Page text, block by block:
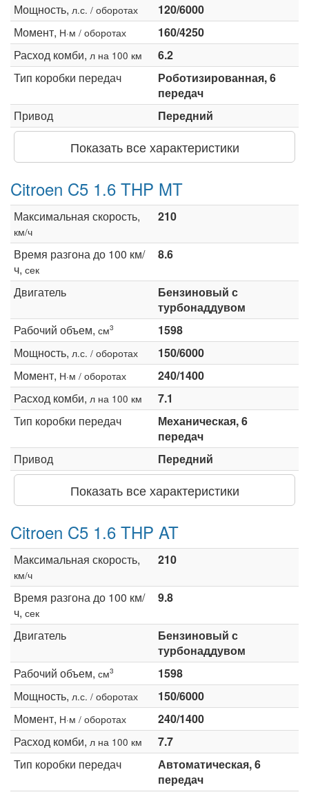
Мощность, л.с. / оборотах
120/6000
Момент, Н·м / оборотах
160/4250
Расход комби, л на 100 км
6.2
Тип коробки передач
Роботизированная, 6
передач
Привод
Передний
Показать все характеристики
Citroen C5 1.6 THP MT
Максимальная скорость,
км/ч
210
Время разгона до 100 км/
ч, сек
8.6
Двигатель
Бензиновый с
турбонаддувом
Рабочий объем, см3
1598
Мощность, л.с. / оборотах
150/6000
Момент, Н·м / оборотах
240/1400
Расход комби, л на 100 км
7.1
Тип коробки передач
Механическая, 6
передач
Привод
Передний
Показать все характеристики
Citroen C5 1.6 THP AT
Максимальная скорость,
км/ч
210
Время разгона до 100 км/
ч, сек
9.8
Двигатель
Бензиновый с
турбонаддувом
Рабочий объем, см3
1598
Мощность, л.с. / оборотах
150/6000
Момент, Н·м / оборотах
240/1400
Расход комби, л на 100 км
7.7
Тип коробки передач
Автоматическая, 6
передач